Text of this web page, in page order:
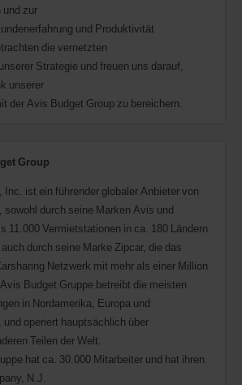
zur
und Produktivität
die vernetzten
Strategie und freuen uns darauf,
unserer
der Avis Budget Group zu bereichern.
Group
ist ein führender globaler Anbieter von
durch seine Marken Avis und
11.000 Vermietstationen in ca. 180 Ländern
durch seine Marke Zipcar, die das
Netzwerk mit mehr als einer Million
Budget Gruppe betreibt die meisten
in Nordamerika, Europa und
operiert hauptsächlich über
Teilen der Welt.
hat ca. 30.000 Mitarbeiter und hat ihren
N.J.